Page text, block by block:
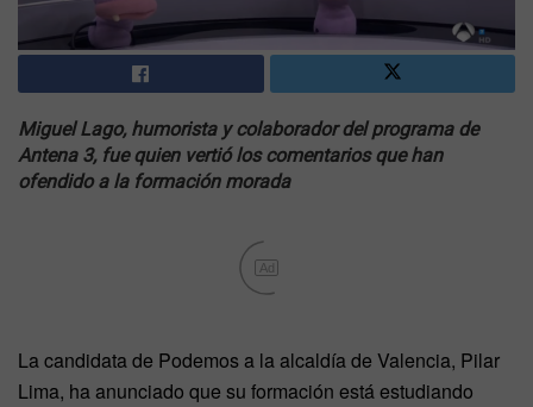
Miguel Lago, humorista y colaborador del programa de
Antena 3, fue quien vertió los comentarios que han
ofendido a la formación morada
Ad
La candidata de Podemos a la alcaldía de Valencia, Pilar
Lima, ha anunciado que su formación está estudiando